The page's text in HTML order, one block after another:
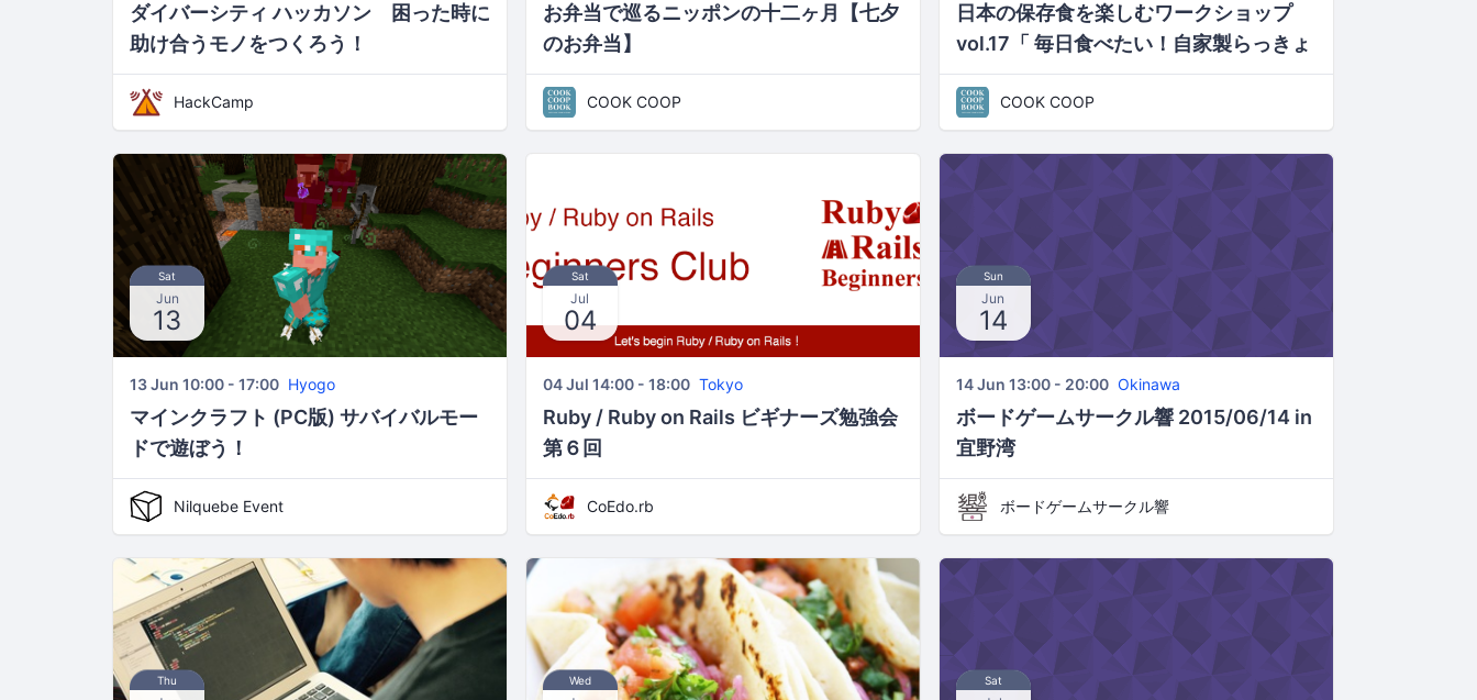
ダイバーシティ ハッカソン 困った時に
助け合うモノをつくろう！
HackCamp
お弁当で巡るニッポンの十二ヶ月【七夕
のお弁当】
COOK COOP
日本の保存食を楽しむワークショップ
vol.17「 毎日食べたい！自家製らっきょ
う漬けづくり」
COOK COOP
Sat
Jun
13
13 Jun 10:00 - 17:00 Hyogo
マインクラフト (PC版) サバイバルモー
ドで遊ぼう！
Nilquebe Event
Sat
Jul
04
04 Jul 14:00 - 18:00 Tokyo
Ruby / Ruby on Rails ビギナーズ勉強会
第６回
CoEdo.rb
Sun
Jun
14
14 Jun 13:00 - 20:00 Okinawa
ボードゲームサークル響 2015/06/14 in
宜野湾
ボードゲームサークル響
Thu Wed Sat